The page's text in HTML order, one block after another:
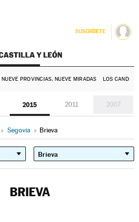
SUSCRÍBETE
NUEVE PROVINCIAS, NUEVE MIRADAS LOS
2015 2011 2007
» Segovia » Brieva
BRIEVA